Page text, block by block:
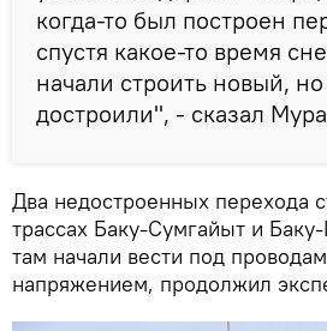
когда-то был построен
спустя какое-то время
начали строить новый,
достроили", - сказал
Два недостроенных перехода
трассах Баку-Сумгайыт и Баку-
там начали вести под
напряжением, продолжил